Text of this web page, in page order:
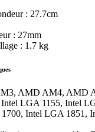
: 27.7cm
: 27mm
: 1.7 kg
AMD AM4, AMD
LGA 1155, Intel
Intel LGA 1851,